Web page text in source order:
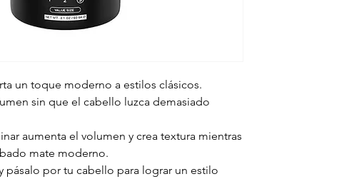
un toque moderno a estilos clásicos.
sin que el cabello luzca demasiado
aumenta el volumen y crea textura mientras
mate moderno.
pásalo por tu cabello para lograr un estilo